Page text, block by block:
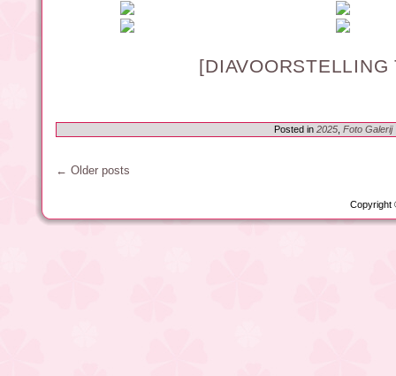
[DIAVOORSTELLING
Posted in 2025 Foto Galerij
← Older posts
Copyright